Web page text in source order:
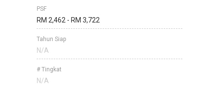
PSF
RM 2,462 - RM 3,722
Tahun Siap
N/A
# Tingkat
N/A